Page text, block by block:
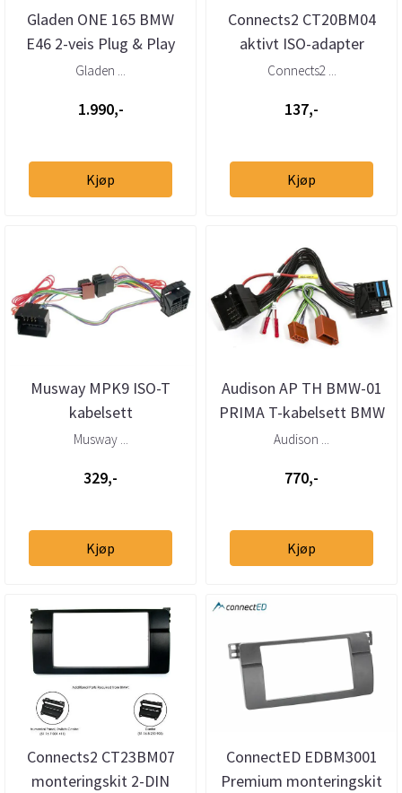
Gladen ONE 165 BMW
E46 2-veis Plug & Play
høyttalersett
Gladen ...
1.990,-
Kjøp
Connects2 CT20BM04
aktivt ISO-adapter
BMW/Mini m/Bavaria
Connects2 ...
137,-
Kjøp
Musway MPK9 ISO-T
kabelsett
BMW/Mini/Mercedes/VW/Porsche
Musway ...
329,-
Kjøp
Audison AP TH BMW-01
PRIMA T-kabelsett BMW
Mini (2001–>)
Audison ...
770,-
Kjøp
Connects2 CT23BM07
monteringskit 2-DIN
ConnectED EDBM3001
Premium monteringskit